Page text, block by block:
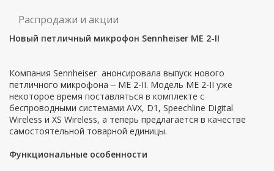
Распродажи и акции
Новый петличный микрофон Sennheiser ME 2-II
Компания Sennheiser анонсировала выпуск нового
петличного микрофона – ME 2-II. Модель ME 2-II уже
некоторое время поставляться в комплекте с
беспроводными системами AVX, D1, Speechline Digital
Wireless и XS Wireless, а теперь предлагается в качестве
самостоятельной товарной единицы.
Функциональные особенности